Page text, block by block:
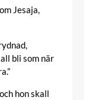
Jesaja,
bli som när
hon skall